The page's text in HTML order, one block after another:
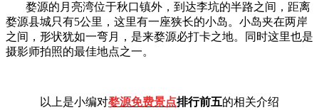
婺源的月亮湾位于秋口镇外，到达李坑的半路之间，距离
婺源县城只有5公里，这里有一座狭长的小岛。小岛夹在两岸
之间，形状犹如一弯月，是来婺源必打卡之地。同时这里也是
摄影师拍照的最佳地点之一。
以上是小编对婺源免费景点排行前五的相关介绍